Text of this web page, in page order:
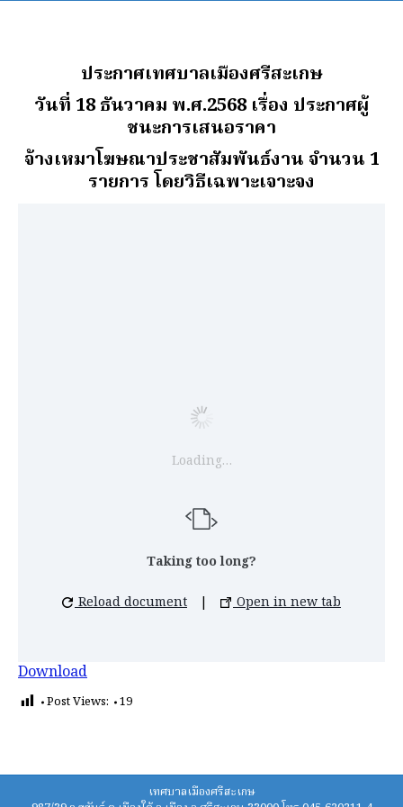
ประกาศเทศบาลเมืองศรีสะเกษ
วันที่ 18 ธันวาคม พ.ศ.2568 เรื่อง ประกาศผู้
ชนะการเสนอราคา
จ้างเหมาโฆษณาประชาสัมพันธ์งาน จํานวน 1
รายการ โดยวิธีเฉพาะเจาะจง
Loading…
Taking too long?
Reload document | Open in new tab
Download
Post Views: 19
เทศบาลเมืองศรีสะเกษ